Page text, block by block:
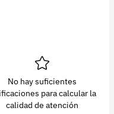
No hay suficientes
para calcular la
calidad de atención